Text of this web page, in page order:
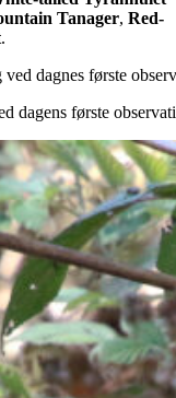
Tanager, Red-
.
dagens første